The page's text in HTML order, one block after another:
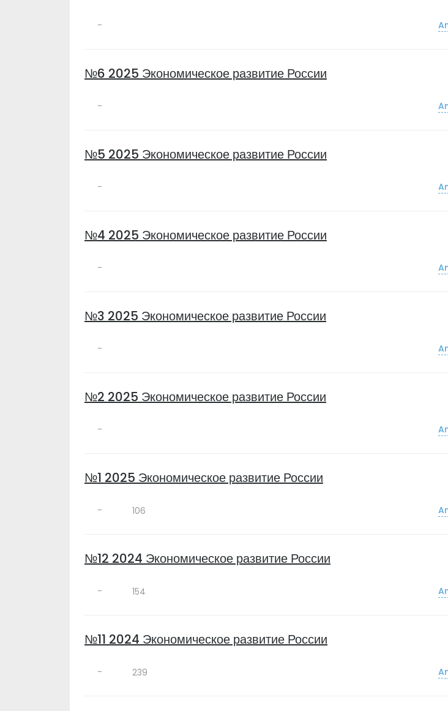
-
№6 2025 Экономическое развитие России
-
№5 2025 Экономическое развитие России
-
№4 2025 Экономическое развитие России
-
№3 2025 Экономическое развитие России
-
№2 2025 Экономическое развитие России
-
№1 2025 Экономическое развитие России
- 106
№12 2024 Экономическое развитие России
- 154
№11 2024 Экономическое развитие России
- 239